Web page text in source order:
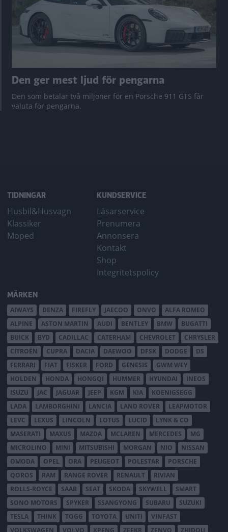
Den ger mest ljud för pengarna
Den som betalar två miljoner för en Porsche 911 GTS får
valuta för pengarna.
TIDNINGAR
Husbil&Husvagn
Klassiker
Moped
KUNDSERVICE
Läsarservice
Prenumera
Annonsera
Kontakt
Shop
Integritetspolicy
MÄRKEN
AIWAYS DENZA FIREFLY JAECOO ONVO
ALFA ROMEO
ALPINE
ASTON MARTIN AUDI BENTLEY BMW
BUGATTI
BUICK
BYD CADILLAC CATERHAM CHEVROLET
CHRYSLER
CITROËN
CUPRA DACIA DAEWOO DFSK DODGE
DS
FERRARI
FIAT FISKER FORD GENESIS
GWM WEY
HOLDEN
HONDA HONGQI HUMMER HYUNDAI
INEOS
ISUZU
JAC JAGUAR JEEP KGM KIA
KOENIGSEGG
LADA
LAMBORGHINI LANCIA LAND ROVER
LEAPMOTOR
LEVC
LEXUS LINCOLN LOTUS LUCID
LYNK & CO
MASERATI
MAXUS MAZDA MCLAREN MERCEDES
MG
MICROLINO
MINI MITSUBISHI MORGAN NIO
NISSAN
OMODA
OPEL ORA PEUGEOT POLESTAR
PORSCHE
QOROS
RAM RANGE ROVER RENAULT
RIVIAN
ROLLS-ROYCE
SAAB SEAT SKODA SKYWELL
SMART
SONO MOTORS
SPYKER SSANGYONG SUBARU
SUZUKI
TESLA
THINK TOGG TOYOTA UNITI
VINFAST
VOLKSWAGEN
VOLVO XPENG ZEEKR ZENVO ZHIDOU